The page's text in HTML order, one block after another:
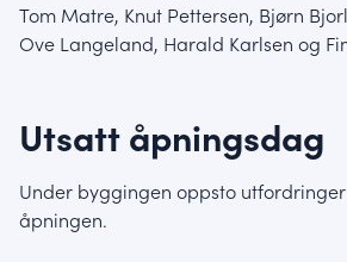
Tom Matre, Knut Pettersen, Bjørn
Ove Langeland, Harald Karlsen og
Utsatt åpningsdag
Under byggingen oppsto
åpningen.